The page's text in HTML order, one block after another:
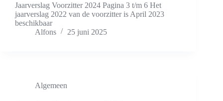
Jaarverslag Voorzitter 2024 Pagina 3 t/m 6 Het
jaarverslag 2022 van de voorzitter is April 2023
beschikbaar
Alfons
25 juni 2025
Algemeen